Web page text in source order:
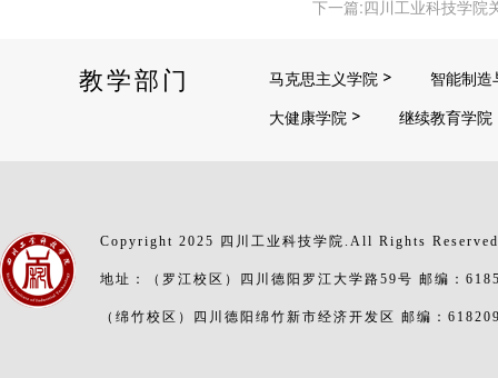
下一篇:四川工业科技学院
教学部门 马克思主义学院
智能制造
大健康学院
继续教育学院
Copyright 2025 四川工业科技学院.All Rights
地址：（罗江校区）四川德阳罗江大学路59号 邮编：
（绵竹校区）四川德阳绵竹新市经济开发区 邮编：